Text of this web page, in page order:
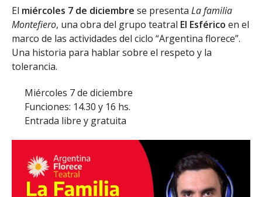
El miércoles 7 de diciembre se presenta La familia
Montefiero, una obra del grupo teatral El Esférico en el
marco de las actividades del ciclo “Argentina florece”.
Una historia para hablar sobre el respeto y la
tolerancia.
Miércoles 7 de diciembre
Funciones: 14.30 y 16 hs.
Entrada libre y gratuita